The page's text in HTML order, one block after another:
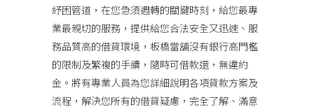
紓困管道，在您急須週轉的關鍵時刻，給您最專
業最親切的服務，提供給您合法安全又迅速、服
務品質高的借貸環境，板橋當舖沒有銀行高門檻
的限制及繁複的手續，隨時可借款還，無違約
金。將有專業人員為您詳細說明各項貸款方案及
流程，解決您所有的借貸疑慮，完全了解、滿意